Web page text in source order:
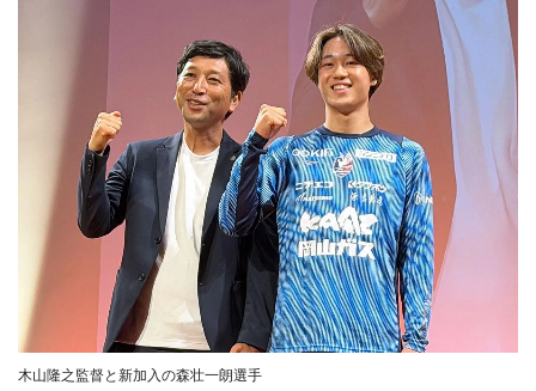
木山隆之監督と新加入の森壮一朗選手